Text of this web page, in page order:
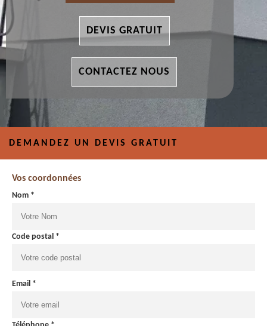
DEVIS GRATUIT
CONTACTEZ NOUS
DEMANDEZ UN DEVIS GRATUIT
Vos coordonnées
Nom *
Code postal *
Email *